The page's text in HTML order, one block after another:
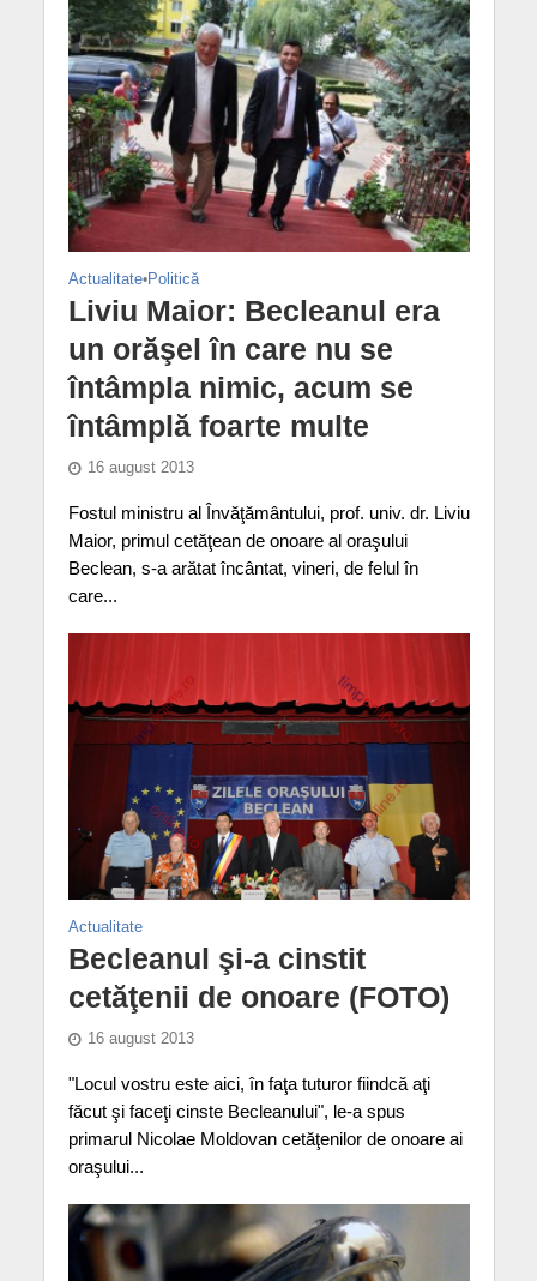
Actualitate•Politică
Liviu Maior: Becleanul era
un orăşel în care nu se
întâmpla nimic, acum se
întâmplă foarte multe
16 august 2013
Fostul ministru al Învăţământului, prof. univ. dr. Liviu
Maior, primul cetăţean de onoare al oraşului
Beclean, s-a arătat încântat, vineri, de felul în
care...
Actualitate
Becleanul şi-a cinstit
cetăţenii de onoare (FOTO)
16 august 2013
"Locul vostru este aici, în faţa tuturor fiindcă aţi
făcut şi faceţi cinste Becleanului", le-a spus
primarul Nicolae Moldovan cetăţenilor de onoare ai
oraşului...